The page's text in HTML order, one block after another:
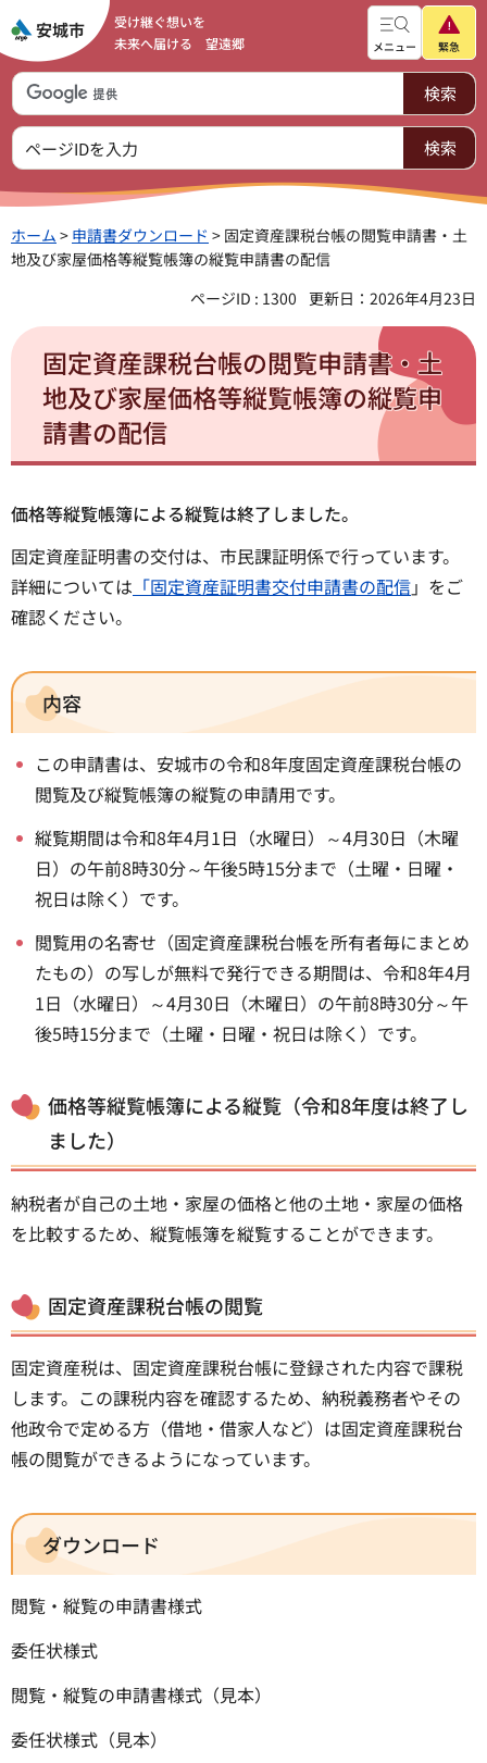
受け継ぐ想いを
未来へ届ける 望遠郷
メニュー 緊急
ホーム > 申請書ダウンロード > 固定資産課税台帳の閲覧申請書・土
地及び家屋価格等縦覧帳簿の縦覧申請書の配信
ページID : 1300
更新日：2026年4月23日
固定資産課税台帳の閲覧申請書・土
地及び家屋価格等縦覧帳簿の縦覧申
請書の配信
価格等縦覧帳簿による縦覧は終了しました。
固定資産証明書の交付は、市民課証明係で行っています。
詳細については 「固定資産証明書交付申請書の配信」をご
確認ください。
内容
この申請書は、安城市の令和8年度固定資産課税台帳の
閲覧及び縦覧帳簿の縦覧の申請用です。
縦覧期間は令和8年4月1日（水曜日）～4月30日（木曜
日）の午前8時30分～午後5時15分まで（土曜・日曜・
祝日は除く）です。
閲覧用の名寄せ（固定資産課税台帳を所有者毎にまとめ
たもの）の写しが無料で発行できる期間は、令和8年4月
1日（水曜日）～4月30日（木曜日）の午前8時30分～午
後5時15分まで（土曜・日曜・祝日は除く）です。
価格等縦覧帳簿による縦覧（令和8年度は終了し
ました）
納税者が自己の土地・家屋の価格と他の土地・家屋の価格
を比較するため、縦覧帳簿を縦覧することができます。
固定資産課税台帳の閲覧
固定資産税は、固定資産課税台帳に登録された内容で課税
します。この課税内容を確認するため、納税義務者やその
他政令で定める方（借地・借家人など）は固定資産課税台
帳の閲覧ができるようになっています。
ダウンロード
閲覧・縦覧の申請書様式
委任状様式
閲覧・縦覧の申請書様式（見本）
委任状様式（見本）